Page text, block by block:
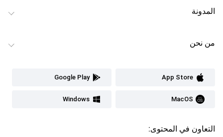
المدونة
من نحن
App Store
Google Play
MacOS
Windows
التعاون في المحتوى: